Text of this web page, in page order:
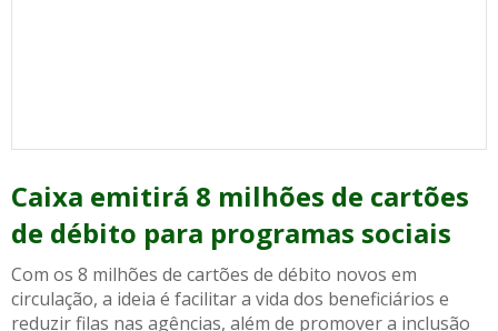
Caixa emitirá 8 milhões de cartões
de débito para programas sociais
Com os 8 milhões de cartões de débito novos em
circulação, a ideia é facilitar a vida dos beneficiários e
reduzir filas nas agências, além de promover a inclusão